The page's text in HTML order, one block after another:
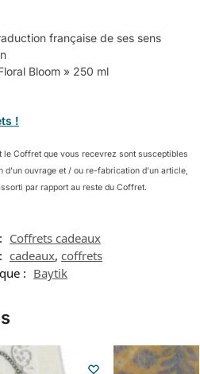
française de ses sens
Bloom » 250 ml
!
Coffret que vous recevrez sont susceptibles
d’un ouvrage et / ou re-fabrication d’un article,
par rapport au reste du Coffret.
Coffrets cadeaux
cadeaux, coffrets
: Baytik